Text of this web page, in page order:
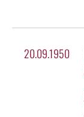
20.09.1950